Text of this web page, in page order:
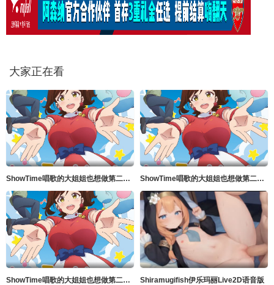
大家正在看
ShowTime唱歌的大姐姐也想做第二季_第04集 ShowTime唱歌的大姐姐也想做第二季_第02集
ShowTime唱歌的大姐姐也想做第二季_第01集 Shiramugifish伊乐玛丽Live2D语音版